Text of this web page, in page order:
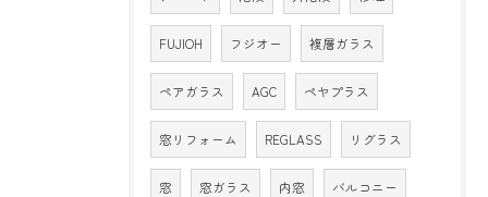
FUJIOH フジオー 複層ガラス
ペアガラス AGC ペヤプラス
窓リフォーム REGLASS リグラス
窓 窓ガラス 内窓 バルコニー